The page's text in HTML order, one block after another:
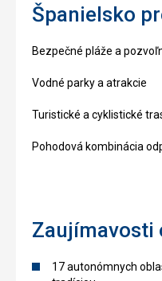
Španielsko
Bezpečné pláže a
Vodné parky a atrakcie
Turistické a cyklistické
Pohodová kombinácia
Zaujímavosti
17 autonómnych